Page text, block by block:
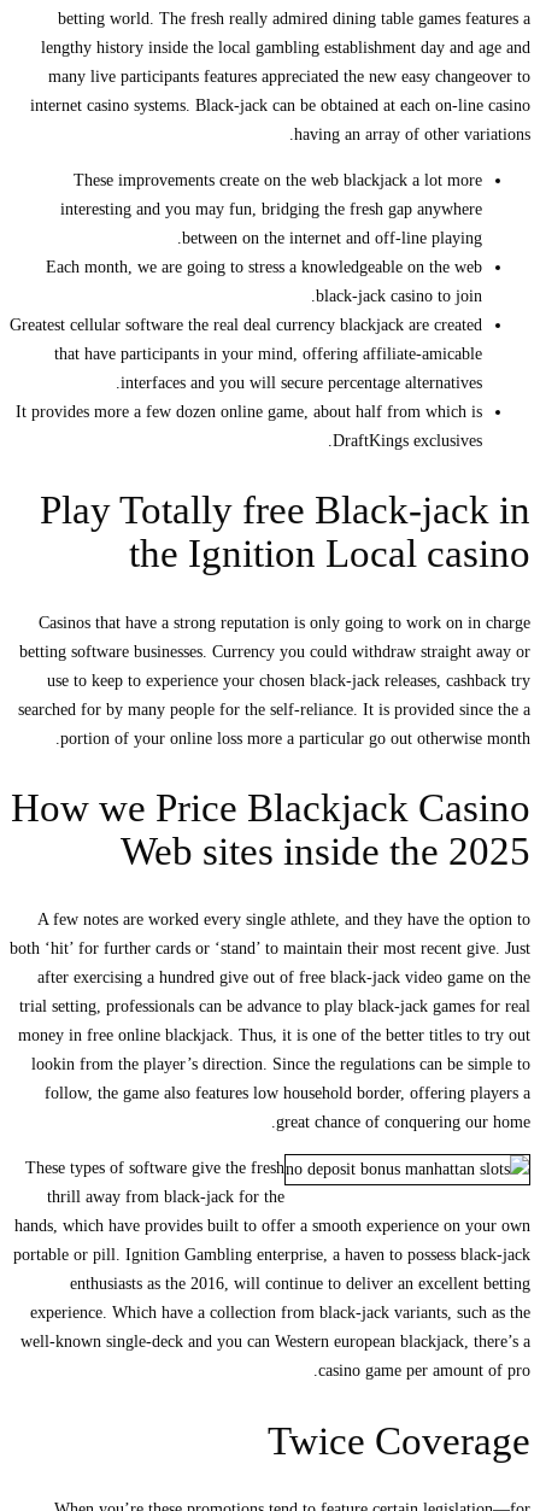
betting world. The fresh really admired dining table games features a
lengthy history inside the local gambling establishment day and age and
many live participants features appreciated the new easy changeover to
internet casino systems. Black-jack can be obtained at each on-line casino
having an array of other variations.
These improvements create on the web blackjack a lot more
interesting and you may fun, bridging the fresh gap anywhere
between on the internet and off-line playing.
Each month, we are going to stress a knowledgeable on the web
black-jack casino to join.
Greatest cellular software the real deal currency blackjack are created
that have participants in your mind, offering affiliate-amicable
interfaces and you will secure percentage alternatives.
It provides more a few dozen online game, about half from which is
DraftKings exclusives.
Play Totally free Black-jack in
the Ignition Local casino
Casinos that have a strong reputation is only going to work on in charge
betting software businesses. Currency you could withdraw straight away or
use to keep to experience your chosen black-jack releases, cashback try
searched for by many people for the self-reliance. It is provided since the a
portion of your online loss more a particular go out otherwise month.
How we Price Blackjack Casino
Web sites inside the 2025
A few notes are worked every single athlete, and they have the option to
both ‘hit’ for further cards or ‘stand’ to maintain their most recent give. Just
after exercising a hundred give out of free black-jack video game on the
trial setting, professionals can be advance to play black-jack games for real
money in free online blackjack. Thus, it is one of the better titles to try out
lookin from the player’s direction. Since the regulations can be simple to
follow, the game also features low household border, offering players a
great chance of conquering our home.
These types of software give the fresh
thrill away from black-jack for the
hands, which have provides built to offer a smooth experience on your own
portable or pill. Ignition Gambling enterprise, a haven to possess black-jack
enthusiasts as the 2016, will continue to deliver an excellent betting
experience. Which have a collection from black-jack variants, such as the
well-known single-deck and you can Western european blackjack, there’s a
casino game per amount of pro.
Twice Coverage